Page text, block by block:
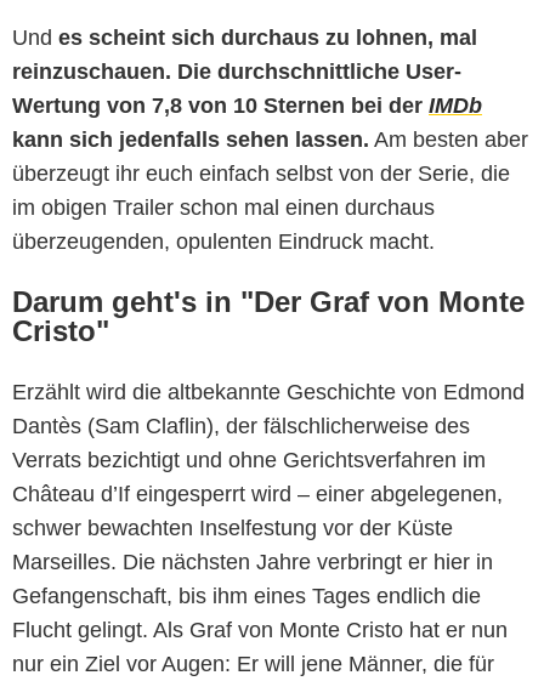
Und es scheint sich durchaus zu lohnen, mal
reinzuschauen. Die durchschnittliche User-
Wertung von 7,8 von 10 Sternen bei der IMDb
kann sich jedenfalls sehen lassen. Am besten aber
überzeugt ihr euch einfach selbst von der Serie, die
im obigen Trailer schon mal einen durchaus
überzeugenden, opulenten Eindruck macht.
Darum geht's in "Der Graf von Monte
Cristo"
Erzählt wird die altbekannte Geschichte von Edmond
Dantès (Sam Claflin), der fälschlicherweise des
Verrats bezichtigt und ohne Gerichtsverfahren im
Château d’If eingesperrt wird – einer abgelegenen,
schwer bewachten Inselfestung vor der Küste
Marseilles. Die nächsten Jahre verbringt er hier in
Gefangenschaft, bis ihm eines Tages endlich die
Flucht gelingt. Als Graf von Monte Cristo hat er nun
nur ein Ziel vor Augen: Er will jene Männer, die für